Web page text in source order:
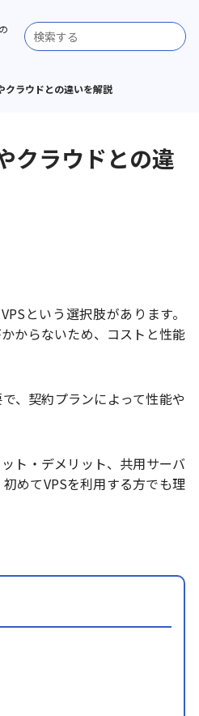
クラウドとの違いを解説
クラウドとの違
という選択肢があります。
からないため、コストと性能
、契約プランによって性能や
ト・デメリット、共用サーバ
めてVPSを利用する方でも理